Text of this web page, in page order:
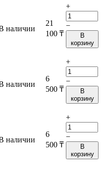
наличии
21
100 ₸
+
−
В
корзину
наличии
6
500 ₸
+
−
В
корзину
наличии
6
500 ₸
+
−
В
корзину